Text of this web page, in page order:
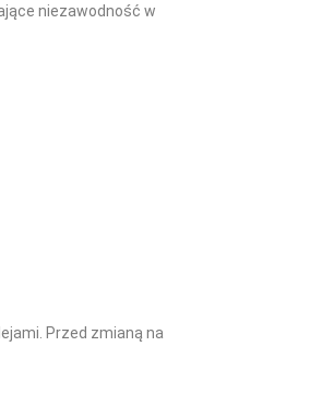
niezawodność w
Przed zmianą na